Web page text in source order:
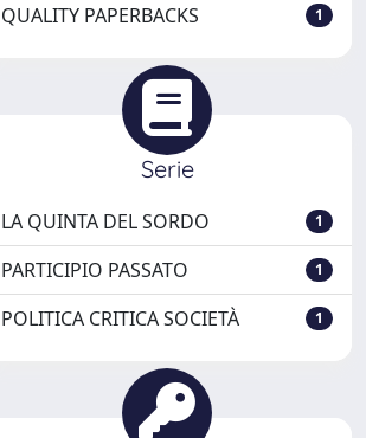
QUALITY PAPERBACKS 1
Serie
LA QUINTA DEL SORDO 1
PARTICIPIO PASSATO 1
POLITICA CRITICA SOCIETÀ 1